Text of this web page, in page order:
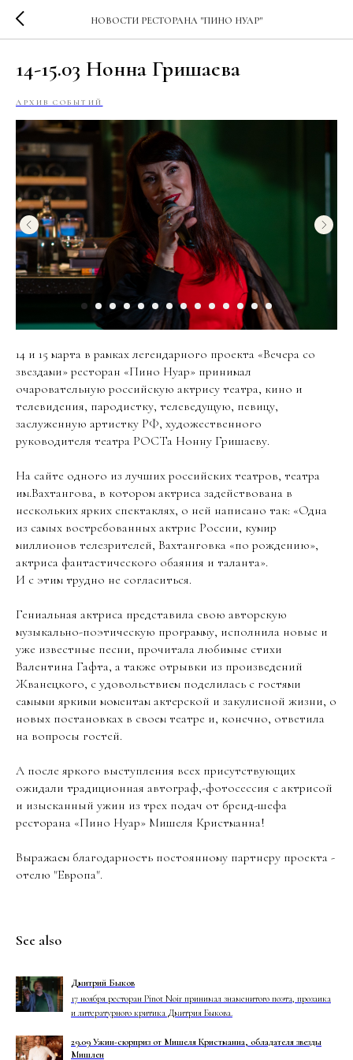
НОВОСТИ РЕСТОРАНА "ПИНО НУАР"
14-15.03 Нонна Гришаева
АРХИВ СОБЫТИЙ
14 и 15 марта в рамках легендарного проекта «Вечера со
звездами» ресторан «Пино Нуар» принимал
очаровательную российскую актрису театра, кино и
телевидения, пародистку, телеведущую, певицу,
заслуженную артистку РФ, художественного
руководителя театра РОСТа Нонну Гришаеву.
На сайте одного из лучших российских театров, театра
им.Вахтангова, в котором актриса задействована в
нескольких ярких спектаклях, о ней написано так: «Одна
из самых востребованных актрис России, кумир
миллионов телезрителей, Вахтанговка «по рождению»,
актриса фантастического обаяния и таланта».
И с этим трудно не согласиться.
Гениальная актриса представила свою авторскую
музыкально-поэтическую программу, исполнила новые и
уже известные песни, прочитала любимые стихи
Валентина Гафта, а также отрывки из произведений
Жванецкого, с удовольствием поделилась с гостями
самыми яркими моментам актерской и закулисной жизни, о
новых постановках в своем театре и, конечно, ответила
на вопросы гостей.
А после яркого выступления всех присутствующих
ожидали традиционная автограф,-фотосессия с актрисой
и изысканный ужин из трех подач от бренд-шефа
ресторана «Пино Нуар» Мишеля Кристманна!
Выражаем благодарность постоянному партнеру проекта -
отелю "Европа".
See also
Дмитрий Быков
17 ноября ресторан Pinot Noir принимал знаменитого поэта, прозаика
и литературного критика Дмитрия Быкова.
29.09 Ужин-сюрприз от Мишеля Кристманна, обладателя звезды
Мишлен